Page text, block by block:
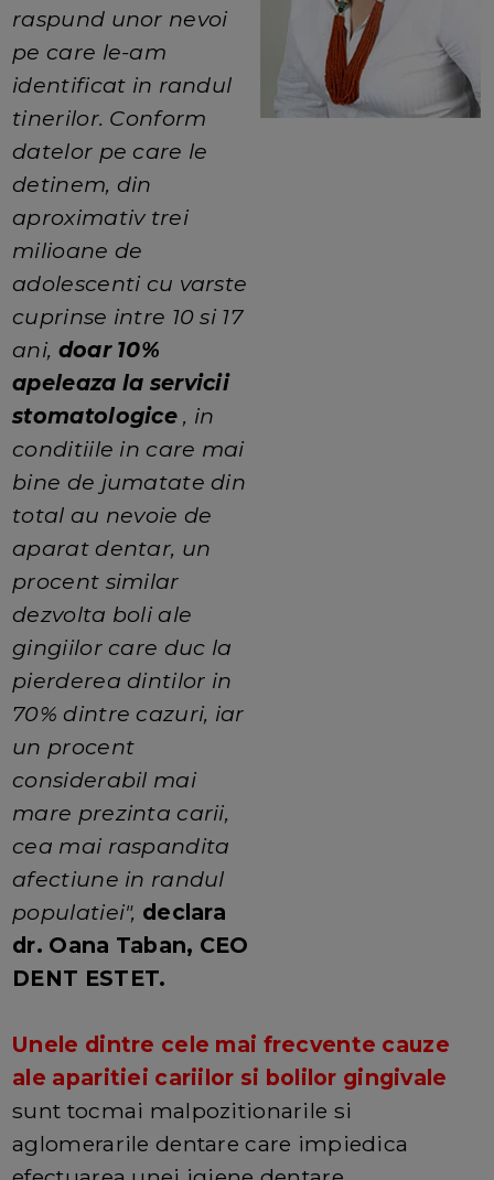
raspund unor nevoi
pe care le-am
identificat in randul
tinerilor. Conform
datelor pe care le
detinem, din
aproximativ trei
milioane de
adolescenti cu varste
cuprinse intre 10 si 17
ani, doar 10%
apeleaza la servicii
stomatologice, in
conditiile in care mai
bine de jumatate din
total au nevoie de
aparat dentar, un
procent similar
dezvolta boli ale
gingiilor care duc la
pierderea dintilor in
70% dintre cazuri, iar
un procent
considerabil mai
mare prezinta carii,
cea mai raspandita
afectiune in randul
populatiei", declara
dr. Oana Taban, CEO
DENT ESTET.
Unele dintre cele mai frecvente cauze
ale aparitiei cariilor si bolilor gingivale
sunt tocmai malpozitionarile si
aglomerarile dentare care impiedica